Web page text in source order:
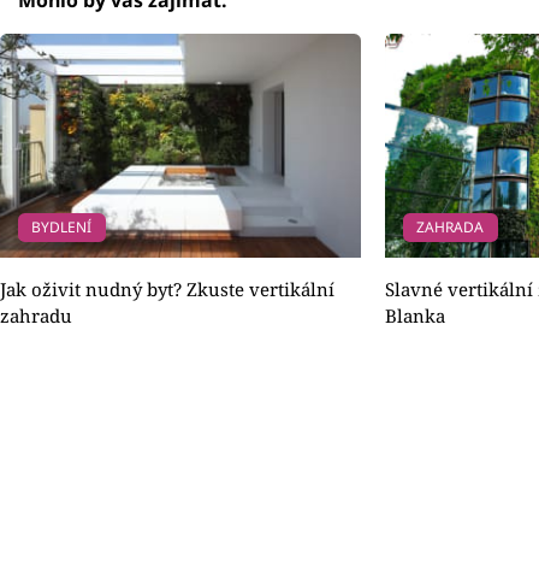
BYDLENÍ
Jak oživit nudný byt? Zkuste vertikální
zahradu
ZAHRADA
Slavné vertikální
Blanka